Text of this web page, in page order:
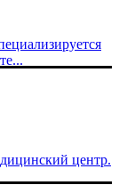
центр.